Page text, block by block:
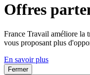
Offres
France Travail améliore la
vous proposant plus
En savoir plus
Fermer